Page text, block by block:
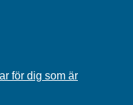
för dig som är